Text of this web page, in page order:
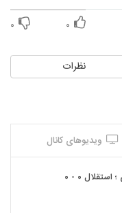
۰ ۰
نظرات
ویدیوهای کانال
خلاصه بازی ؛ استقلال ۰ - ۰